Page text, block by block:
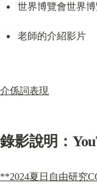
世界博覽會世界
老師的介紹影片
介係詞表現
錄影說明：
**2024夏日自由研究